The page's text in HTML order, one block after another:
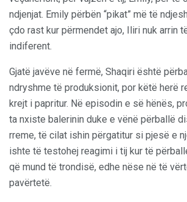
ndjenjat. Emily përbën “pikat” më të
çdo rast kur përmendet ajo, Iliri nuk arrin
indiferent.
Gjatë javëve në fermë, Shaqiri është
ndryshme të produksionit, por këtë herë
krejt i papritur. Në episodin e së hënës,
ta nxiste balerinin duke e vënë përballë
rreme, të cilat ishin përgatitur si pjesë e
ishte të testohej reagimi i tij kur të
që mund të trondisë, edhe nëse në të
pavërtetë.